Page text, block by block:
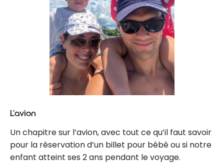
L’avion
Un chapitre sur l’avion, avec tout ce qu’il faut savoir
pour la réservation d’un billet pour bébé ou si notre
enfant atteint ses 2 ans pendant le voyage.